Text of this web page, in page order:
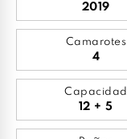
2019
Camarotes
4
Capacidad
12 + 5